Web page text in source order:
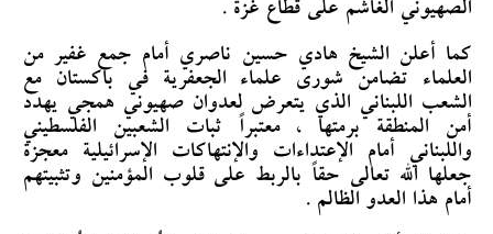
الصهيوني الغاشم على قطاع غزة .
كما أعلن الشيخ هادي حسين ناصري أمام جمع غفير من
العلماء تضامن شورى علماء الجعفرية في باكستان مع
الشعب اللبناني الذي يتعرض لعدوان صهيوني همجي يهدد
أمن المنطقة برمتها ، معتبراً ثبات الشعبين الفلسطيني
واللبناني أمام الإعتداءات والإنتهاكات الإسرائيلية معجزة
جعلها الله تعالى حقاً بالربط على قلوب المؤمنين وتثبيتهم
أمام هذا العدو الظالم .